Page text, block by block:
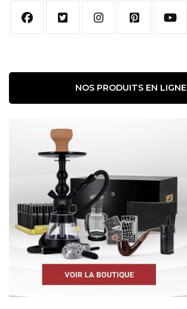
NOS PRODUITS EN LIGNE